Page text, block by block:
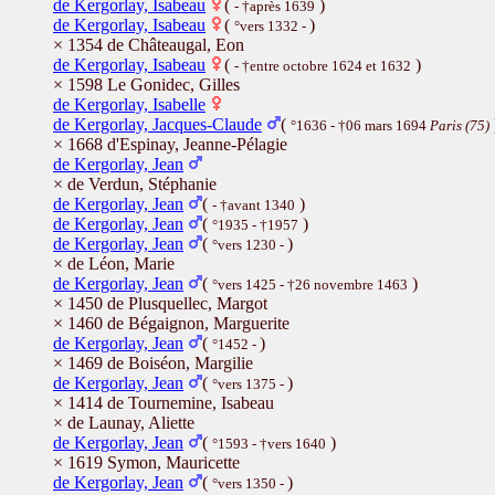
de Kergorlay, Isabeau ( - †après 1639 )
de Kergorlay, Isabeau
( °vers 1332 - )
× 1354 de Châteaugal, Eon
de Kergorlay, Isabeau
( - †entre octobre 1624 et 1632 )
× 1598 Le Gonidec, Gilles
de Kergorlay, Isabelle
de Kergorlay, Jacques-Claude
( °1636 - †06 mars 1694 Paris (75)
× 1668 d'Espinay, Jeanne-Pélagie
de Kergorlay, Jean
× de Verdun, Stéphanie
de Kergorlay, Jean
( - †avant 1340 )
de Kergorlay, Jean
( °1935 - †1957 )
de Kergorlay, Jean
( °vers 1230 - )
× de Léon, Marie
de Kergorlay, Jean
( °vers 1425 - †26 novembre 1463 )
× 1450 de Plusquellec, Margot
× 1460 de Bégaignon, Marguerite
de Kergorlay, Jean
( °1452 - )
× 1469 de Boiséon, Margilie
de Kergorlay, Jean
( °vers 1375 - )
× 1414 de Tournemine, Isabeau
× de Launay, Aliette
de Kergorlay, Jean
( °1593 - †vers 1640 )
× 1619 Symon, Mauricette
de Kergorlay, Jean
( °vers 1350 - )